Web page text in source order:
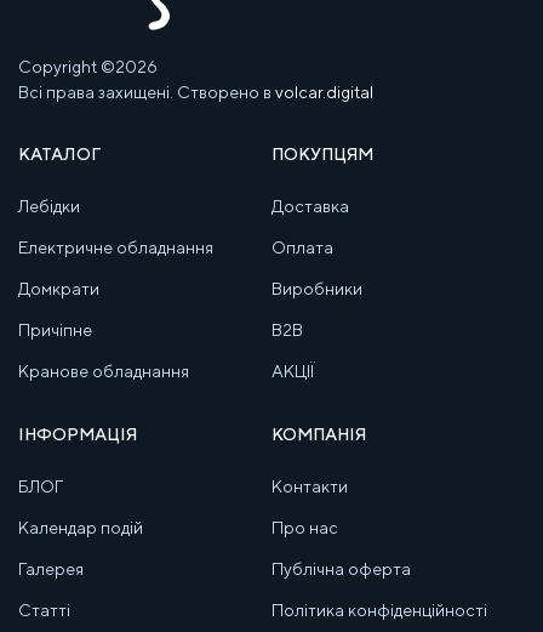
Copyright ©2026
Всі права захищені. Створено в volcar.digital
КАТАЛОГ
Лебідки
Електричне обладнання
Домкрати
Причіпне
Кранове обладнання
ПОКУПЦЯМ
Доставка
Оплата
Виробники
B2B
АКЦІЇ
ІНФОРМАЦІЯ
БЛОГ
Календар подій
Галерея
Статті
КОМПАНІЯ
Контакти
Про нас
Публічна оферта
Політика конфіденційності